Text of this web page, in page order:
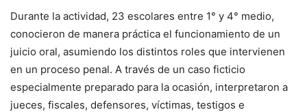
Durante la actividad, 23 escolares entre 1° y 4° medio,
conocieron de manera práctica el funcionamiento de un
juicio oral, asumiendo los distintos roles que intervienen
en un proceso penal. A través de un caso ficticio
especialmente preparado para la ocasión, interpretaron a
jueces, fiscales, defensores, víctimas, testigos e